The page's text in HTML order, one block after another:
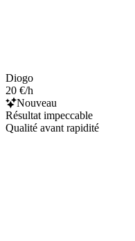
Diogo
20 €/h
Nouveau
Résultat impeccable
Qualité avant rapidité